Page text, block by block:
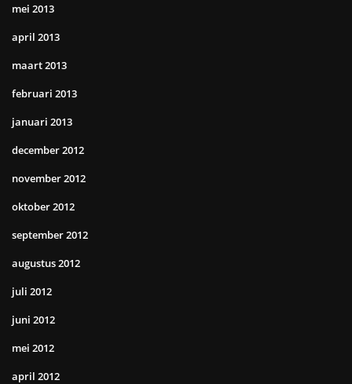
mei 2013
april 2013
maart 2013
februari 2013
januari 2013
december 2012
november 2012
oktober 2012
september 2012
augustus 2012
juli 2012
juni 2012
mei 2012
april 2012